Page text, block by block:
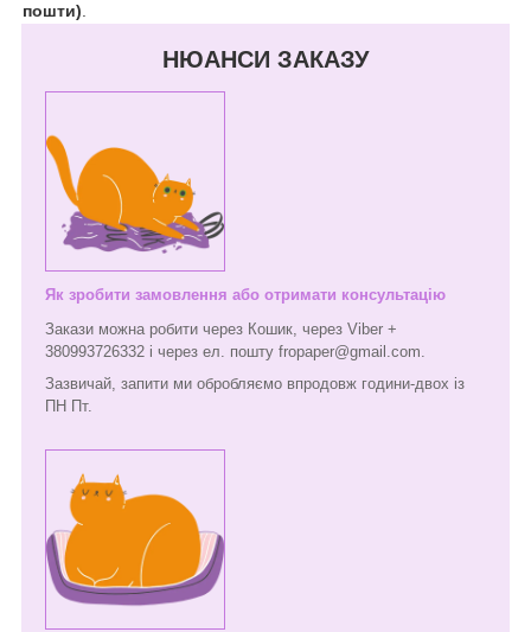
пошти).
НЮАНСИ ЗАКАЗУ
Як зробити замовлення або отримати консультацію
Закази можна робити через Кошик, через Viber +
380993726332 і через ел. пошту fropaper@gmail.com.
Зазвичай, запити ми обробляємо впродовж години-двох із
ПН Пт.